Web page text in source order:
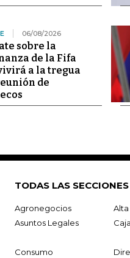
06/08/2026
sobre la
de la Fifa
a la tregua
de
TODAS LAS SECCIONES
Agronegocios
Asuntos Legales
Consumo